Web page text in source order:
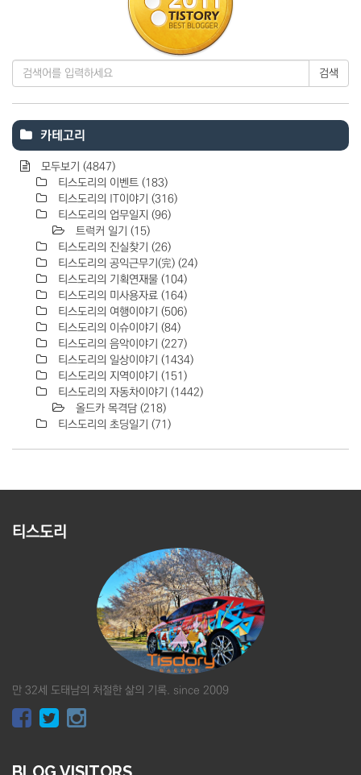
검색
카테고리
모두보기 (4847)
티스도리의 이벤트 (183)
티스도리의 IT이야기 (316)
티스도리의 업무일지 (96)
트럭커 일기 (15)
티스도리의 진실찾기 (26)
티스도리의 공익근무기(完) (24)
티스도리의 기획연재물 (104)
티스도리의 미사용자료 (164)
티스도리의 여행이야기 (506)
티스도리의 이슈이야기 (84)
티스도리의 음악이야기 (227)
티스도리의 일상이야기 (1434)
티스도리의 지역이야기 (151)
티스도리의 자동차이야기 (1442)
올드카 목격담 (218)
티스도리의 초딩일기 (71)
티스도리
만 32세 도태남의 처절한 삶의 기록. since 2009